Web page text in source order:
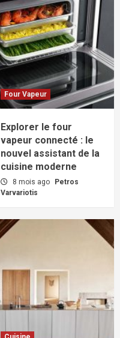
Four Vapeur
Explorer le four
vapeur connecté : le
nouvel assistant de la
cuisine moderne
8 mois ago
Petros
Varvariotis